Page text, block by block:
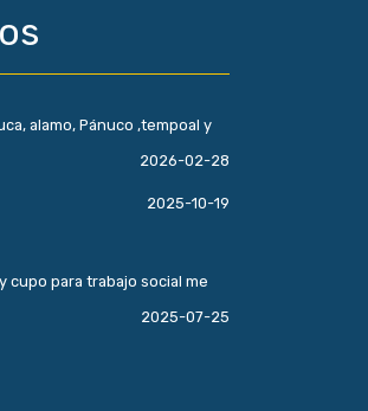
alamo, Pánuco ,tempoal y
2026-02-28
2025-10-19
cupo para trabajo social me
2025-07-25